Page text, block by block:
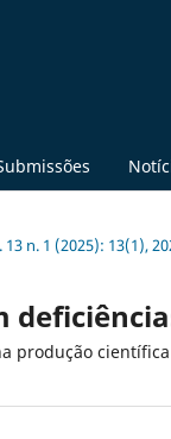
13 n. 1 (2025): 13(1),
produção